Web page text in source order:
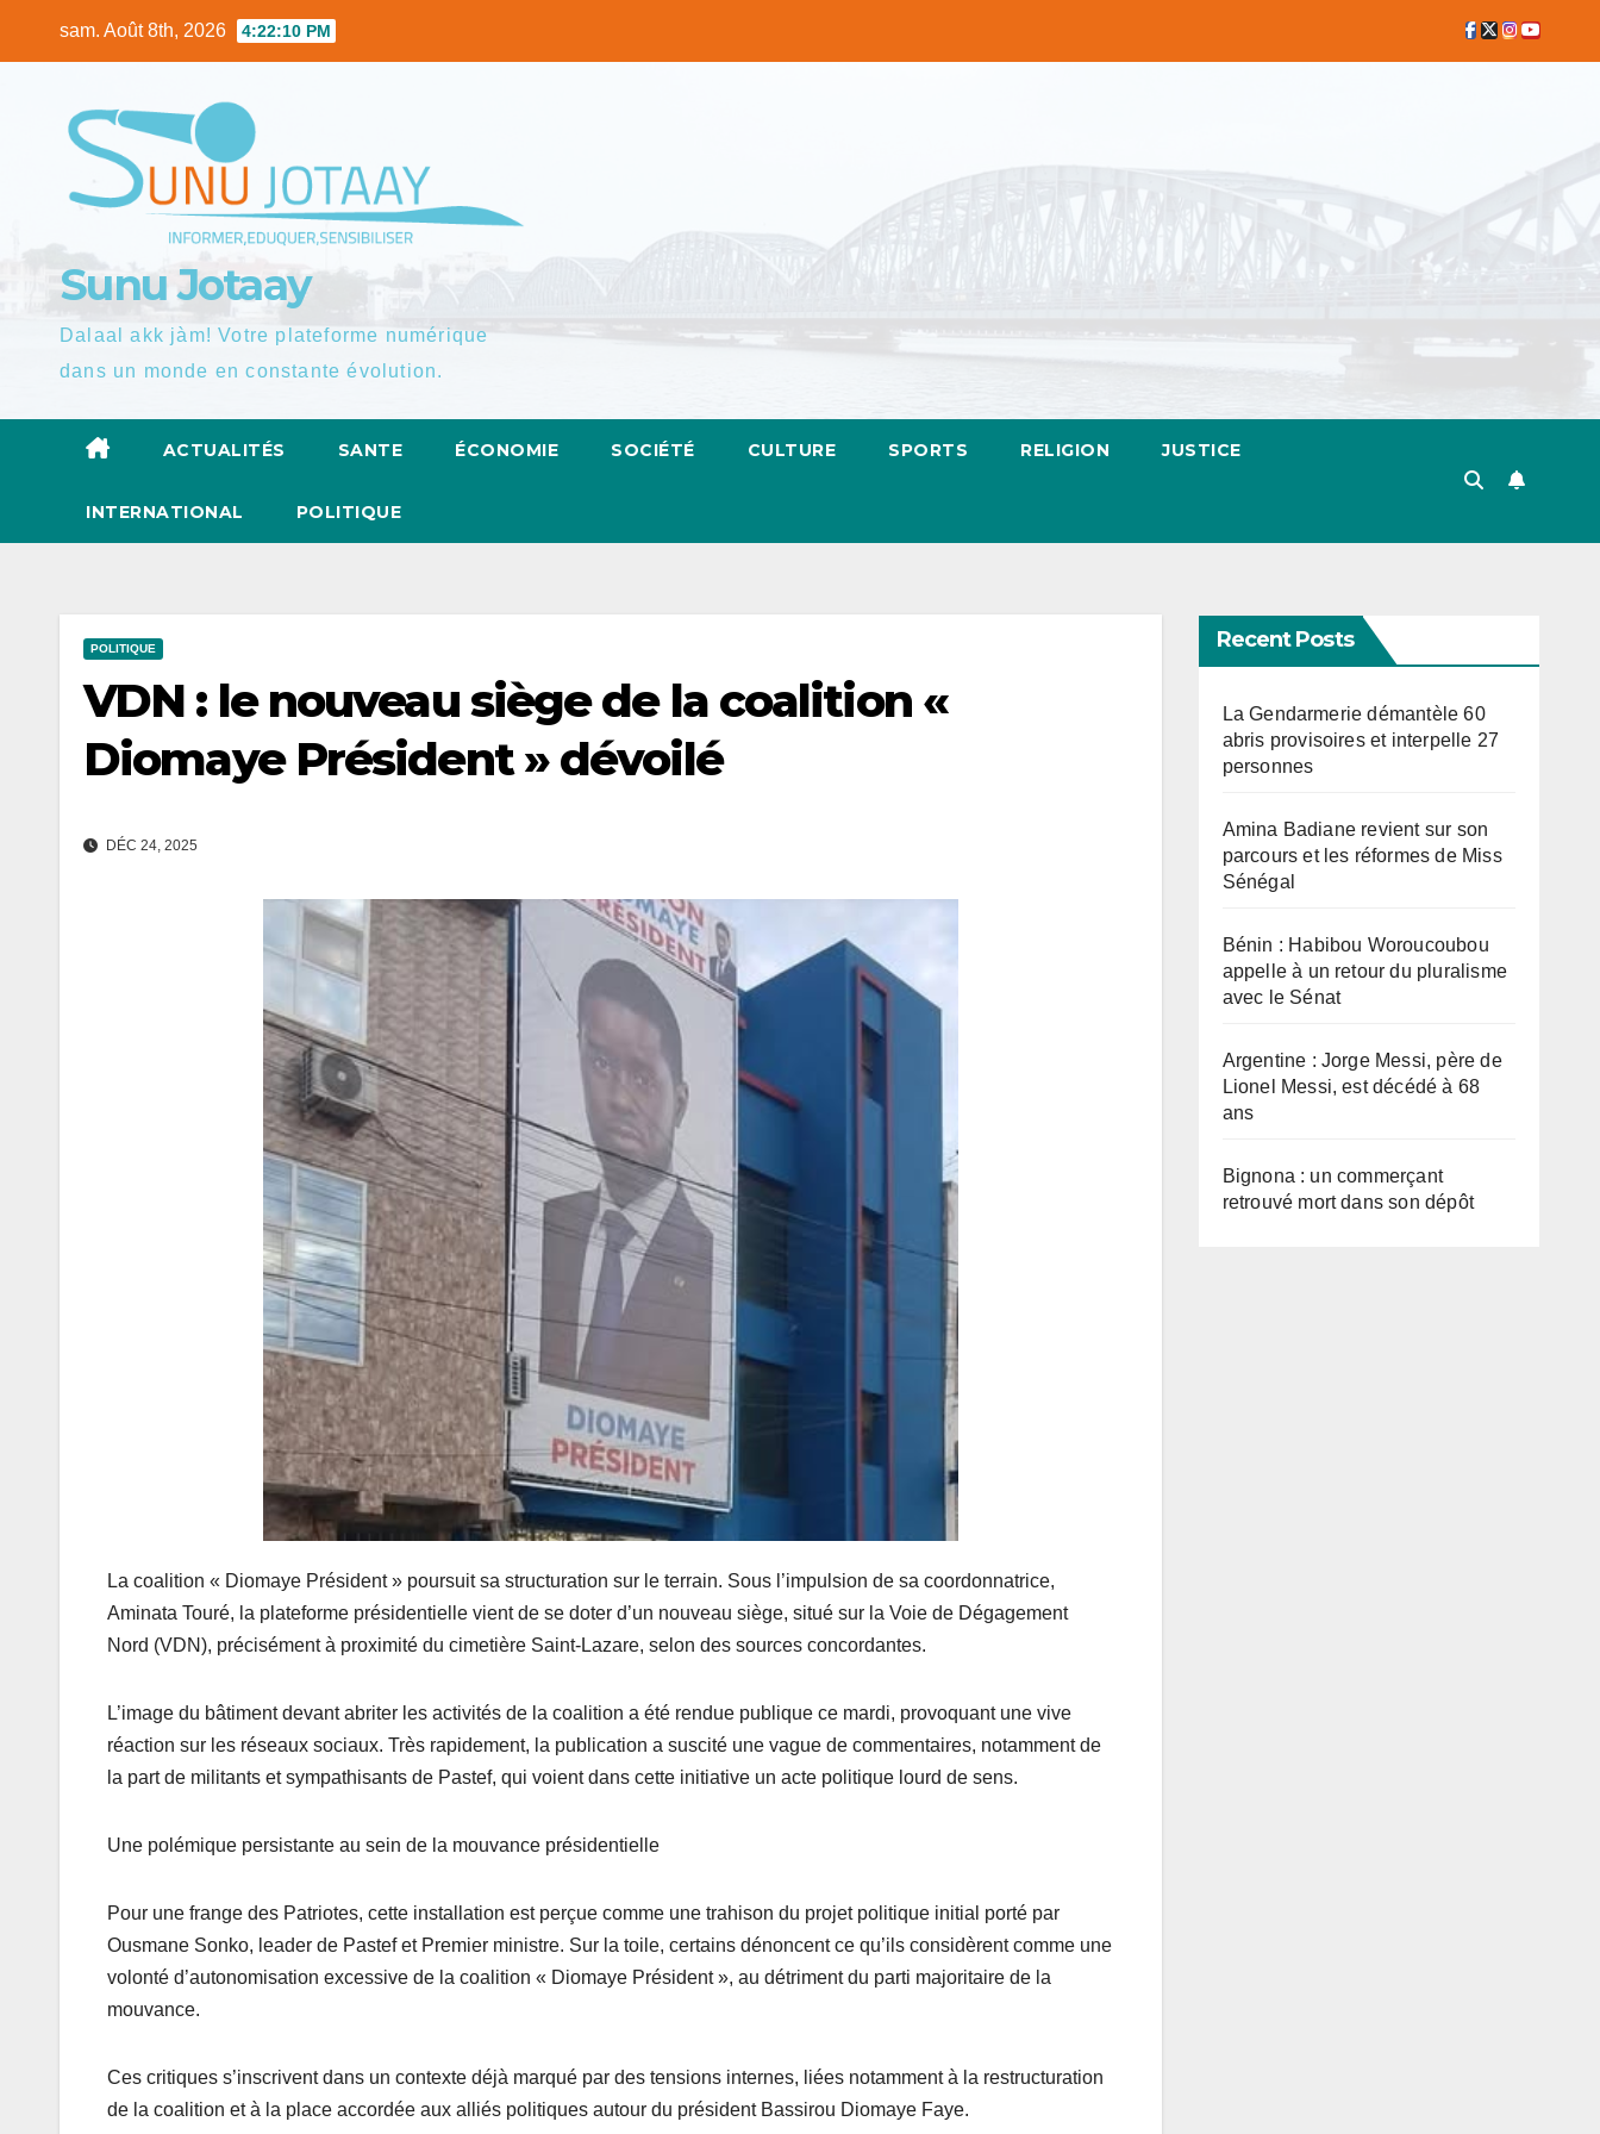
sam. Août 8th, 2026 4:22:11 PM
Sunu Jotaay
Dalaal akk jàm! Votre plateforme numérique
dans un monde en constante évolution.
ACTUALITÉS SANTE ÉCONOMIE SOCIÉTÉ CULTURE SPORTS RELIGION JUSTICE
INTERNATIONAL POLITIQUE
POLITIQUE
VDN : le nouveau siège de la coalition «
Diomaye Président » dévoilé
DÉC 24, 2025
La coalition « Diomaye Président » poursuit sa structuration sur le terrain. Sous l’impulsion de sa coordonnatrice,
Aminata Touré, la plateforme présidentielle vient de se doter d’un nouveau siège, situé sur la Voie de Dégagement
Nord (VDN), précisément à proximité du cimetière Saint-Lazare, selon des sources concordantes.
L’image du bâtiment devant abriter les activités de la coalition a été rendue publique ce mardi, provoquant une vive
réaction sur les réseaux sociaux. Très rapidement, la publication a suscité une vague de commentaires, notamment de
la part de militants et sympathisants de Pastef, qui voient dans cette initiative un acte politique lourd de sens.
Une polémique persistante au sein de la mouvance présidentielle
Pour une frange des Patriotes, cette installation est perçue comme une trahison du projet politique initial porté par
Ousmane Sonko, leader de Pastef et Premier ministre. Sur la toile, certains dénoncent ce qu’ils considèrent comme une
volonté d’autonomisation excessive de la coalition « Diomaye Président », au détriment du parti majoritaire de la
mouvance.
Ces critiques s’inscrivent dans un contexte déjà marqué par des tensions internes, liées notamment à la restructuration
de la coalition et à la place accordée aux alliés politiques autour du président Bassirou Diomaye Faye.
Recent Posts
La Gendarmerie démantèle 60
abris provisoires et interpelle 27
personnes
Amina Badiane revient sur son
parcours et les réformes de Miss
Sénégal
Bénin : Habibou Woroucoubou
appelle à un retour du pluralisme
avec le Sénat
Argentine : Jorge Messi, père de
Lionel Messi, est décédé à 68
ans
Bignona : un commerçant
retrouvé mort dans son dépôt